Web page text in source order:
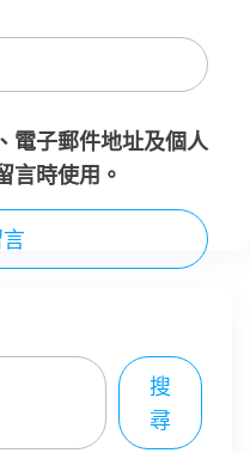
電子郵件地址及個人
言時使用。
搜
尋